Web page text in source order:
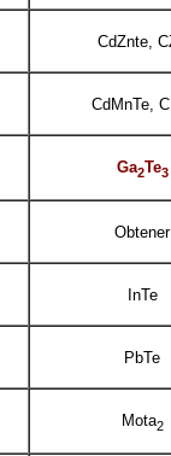
CdZnte,
CdMnTe,
Ga2Te3
Obtener
InTe
PbTe
Mota2